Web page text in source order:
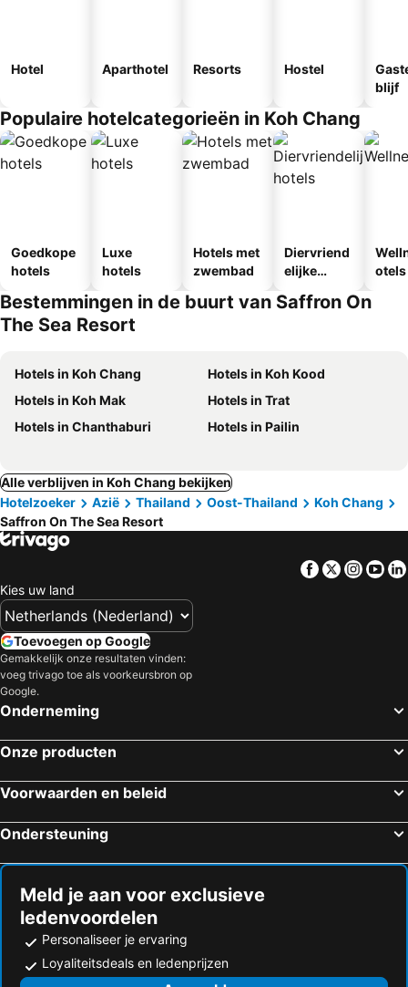
Hotel Aparthotel Resorts Hostel
blijf
Populaire hotelcategorieën in Koh Chang
Goedkope
hotels
Luxe
hotels
Hotels met
zwembad
Diervriend
elijke
otels
Bestemmingen in de buurt van Saffron On
The Sea Resort
Hotels in Koh Chang
Hotels in Koh Kood
Hotels in Koh Mak
Hotels in Trat
Hotels in Chanthaburi
Hotels in Pailin
Alle verblijven in Koh Chang bekijken
Hotelzoeker
Azië Thailand Oost-Thailand
Koh Chang
Saffron On The Sea Resort
Facebook
Twitter
Kies uw land
Toevoegen op Google
Gemakkelijk onze resultaten vinden:
voeg trivago toe als voorkeursbron op
Google.
Onderneming
Onze producten
Voorwaarden en beleid
Ondersteuning
Meld je aan voor exclusieve
ledenvoordelen
Personaliseer je ervaring
Loyaliteitsdeals en ledenprijzen